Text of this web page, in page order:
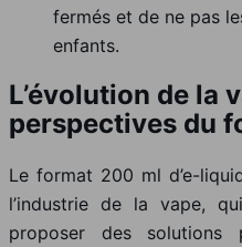
fermés et de ne pas
enfants.
L’évolution de la
perspectives du
Le format 200 ml d’e-
l’industrie de la vape,
proposer des solutions